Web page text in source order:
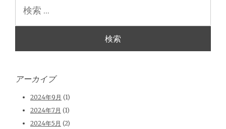
アーカイブ
2024年9月 (1)
2024年7月 (1)
2024年5月 (2)